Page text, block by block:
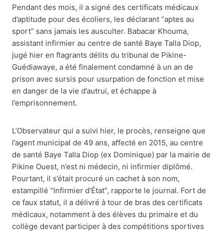
Pendant des mois, il a signé des certificats médicaux
d’aptitude pour des écoliers, les déclarant “aptes au
sport” sans jamais les ausculter. Babacar Khouma,
assistant infirmier au centre de santé Baye Talla Diop,
jugé hier en flagrants délits du tribunal de Pikine-
Guédiawaye, a été finalement condamné à un an de
prison avec sursis pour usurpation de fonction et mise
en danger de la vie d’autrui, et échappe à
l’emprisonnement.
L’Observateur qui a suivi hier, le procès, renseigne que
l’agent municipal de 49 ans, affecté en 2015, au centre
de santé Baye Talla Diop (ex Dominique) par la mairie de
Pikine Ouest, n’est ni médecin, ni infirmier diplômé.
Pourtant, il s’était procuré un cachet à son nom,
estampillé “Infirmier d’État”, rapporte le journal. Fort de
ce faux statut, il a délivré à tour de bras des certificats
médicaux, notamment à des élèves du primaire et du
collège devant participer à des compétitions sportives